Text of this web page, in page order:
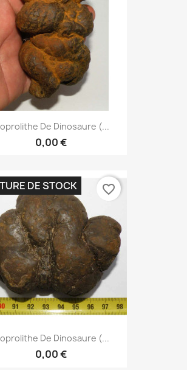
De Dinosaure (...
0,00 €
De Dinosaure (...
0,00 €
DE STOCK favorite_border